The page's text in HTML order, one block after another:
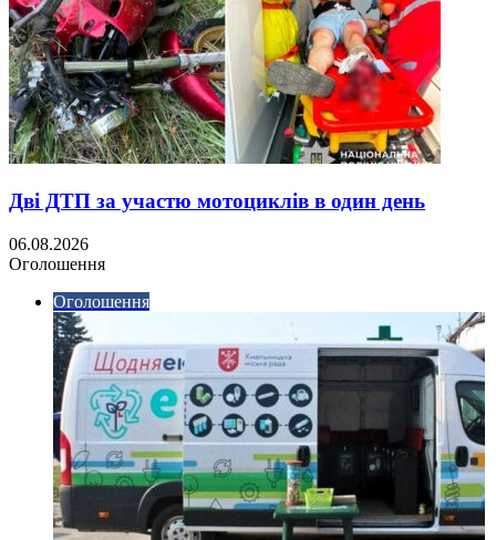
Дві ДТП за участю мотоциклів в один день
06.08.2026
Оголошення
Оголошення